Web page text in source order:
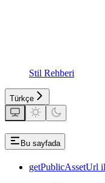
Stil Rehberi
Türkçe
Bu sayfada
getPublicAssetUrl